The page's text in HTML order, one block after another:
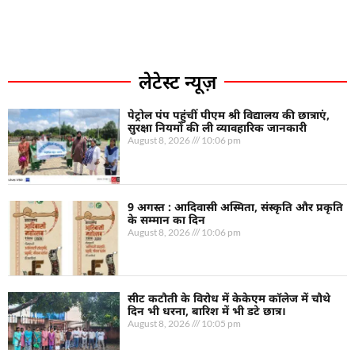
लेटेस्ट न्यूज़
पेट्रोल पंप पहुंचीं पीएम श्री विद्यालय की छात्राएं,
सुरक्षा नियमों की ली व्यावहारिक जानकारी
August 8, 2026 10:06 pm
9 अगस्त : आदिवासी अस्मिता, संस्कृति और प्रकृति
के सम्मान का दिन
August 8, 2026 10:06 pm
सीट कटौती के विरोध में केकेएम कॉलेज में चौथे
दिन भी धरना, बारिश में भी डटे छात्र।
August 8, 2026 10:05 pm